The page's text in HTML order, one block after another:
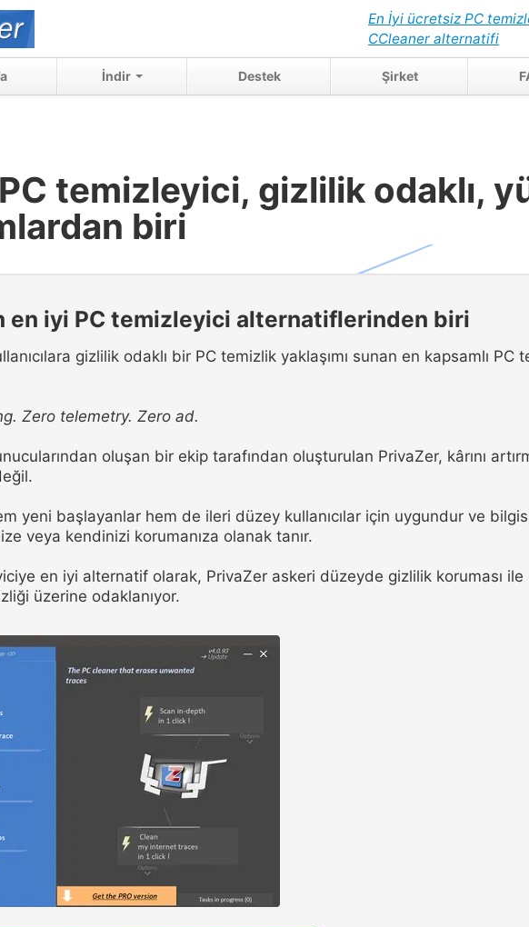
En İyi ücretsiz PC
CCleaner alternatifi
İndir Destek Şirket
temizleyici, gizlilik odaklı,
biri
en iyi PC temizleyici alternatiflerinden biri
gizlilik odaklı bir PC temizlik yaklaşımı sunan en kapsamlı
Zero telemetry. Zero ad.
oluşan bir ekip tarafından oluşturulan PrivaZer, kârını
yeni başlayanlar hem de ileri düzey kullanıcılar için uygundur ve
veya kendinizi korumanıza olanak tanır.
en iyi alternatif olarak, PrivaZer askeri düzeyde gizlilik koruması
üzerine odaklanıyor.